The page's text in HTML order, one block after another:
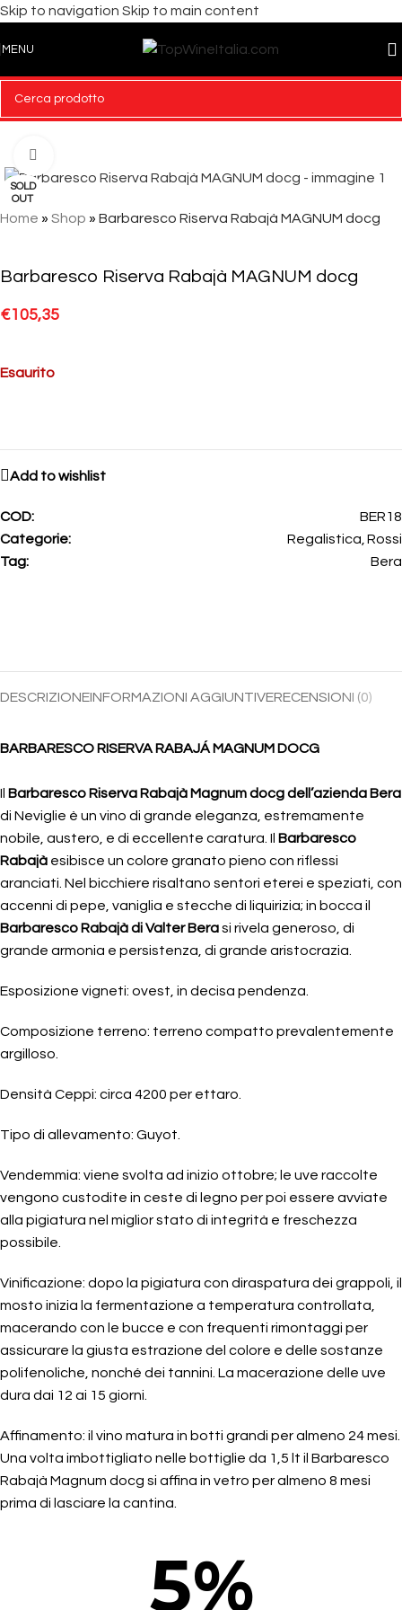
Skip to navigation Skip to main content
MENU
SOLD
OUT
Home » Shop » Barbaresco Riserva Rabajà MAGNUM docg
Barbaresco Riserva Rabajà MAGNUM docg
€105,35
Esaurito
Add to wishlist
COD:
BER18
Categorie:
Regalistica Rossi
Tag:
Bera
DESCRIZIONEINFORMAZIONI AGGIUNTIVERECENSIONI (0)
BARBARESCO RISERVA RABAJÁ MAGNUM DOCG
Il Barbaresco Riserva Rabajà Magnum docg dell’azienda Bera
di Neviglie è un vino di grande eleganza, estremamente
nobile, austero, e di eccellente caratura. Il Barbaresco
Rabajà esibisce un colore granato pieno con riflessi
aranciati. Nel bicchiere risaltano sentori eterei e speziati, con
accenni di pepe, vaniglia e stecche di liquirizia; in bocca il
Barbaresco Rabajà di Valter Berasi rivela generoso, di
grande armonia e persistenza, di grande aristocrazia.
Esposizione vigneti: ovest, in decisa pendenza.
Composizione terreno: terreno compatto prevalentemente
argilloso.
Densità Ceppi: circa 4200 per ettaro.
Tipo di allevamento: Guyot.
Vendemmia: viene svolta ad inizio ottobre; le uve raccolte
vengono custodite in ceste di legno per poi essere avviate
alla pigiatura nel miglior stato di integrità e freschezza
possibile.
Vinificazione: dopo la pigiatura con diraspatura dei grappoli, il
mosto inizia la fermentazione a temperatura controllata,
macerando con le bucce e con frequenti rimontaggi per
assicurare la giusta estrazione del colore e delle sostanze
polifenoliche, nonché dei tannini. La macerazione delle uve
dura dai 12 ai 15 giorni.
Affinamento: il vino matura in botti grandi per almeno 24 mesi.
Una volta imbottigliato nelle bottiglie da 1,5 lt il Barbaresco
Rabajà Magnum docg si affina in vetro per almeno 8 mesi
prima di lasciare la cantina.
5%